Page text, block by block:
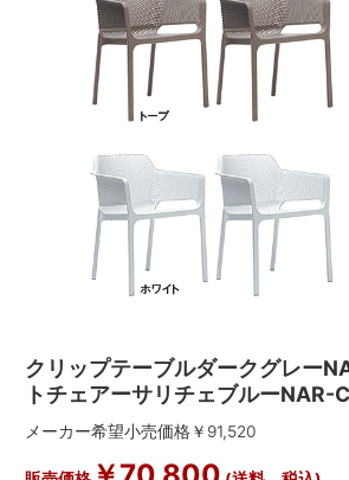
クリップテーブルダークグレー
トチェアーサリチェブルーNAR-
メーカー希望小売価格￥ 91,520